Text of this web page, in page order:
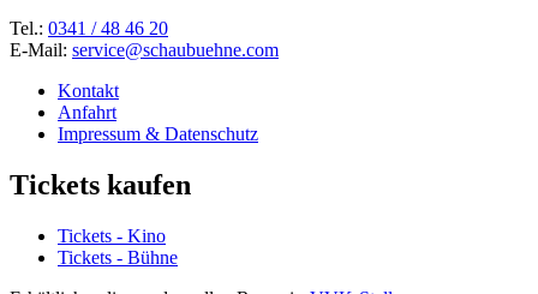
Tel.: 0341 / 48 46 20
E-Mail: service@schaubuehne.com
Kontakt
Anfahrt
Impressum & Datenschutz
Tickets kaufen
Tickets - Kino
Tickets - Bühne